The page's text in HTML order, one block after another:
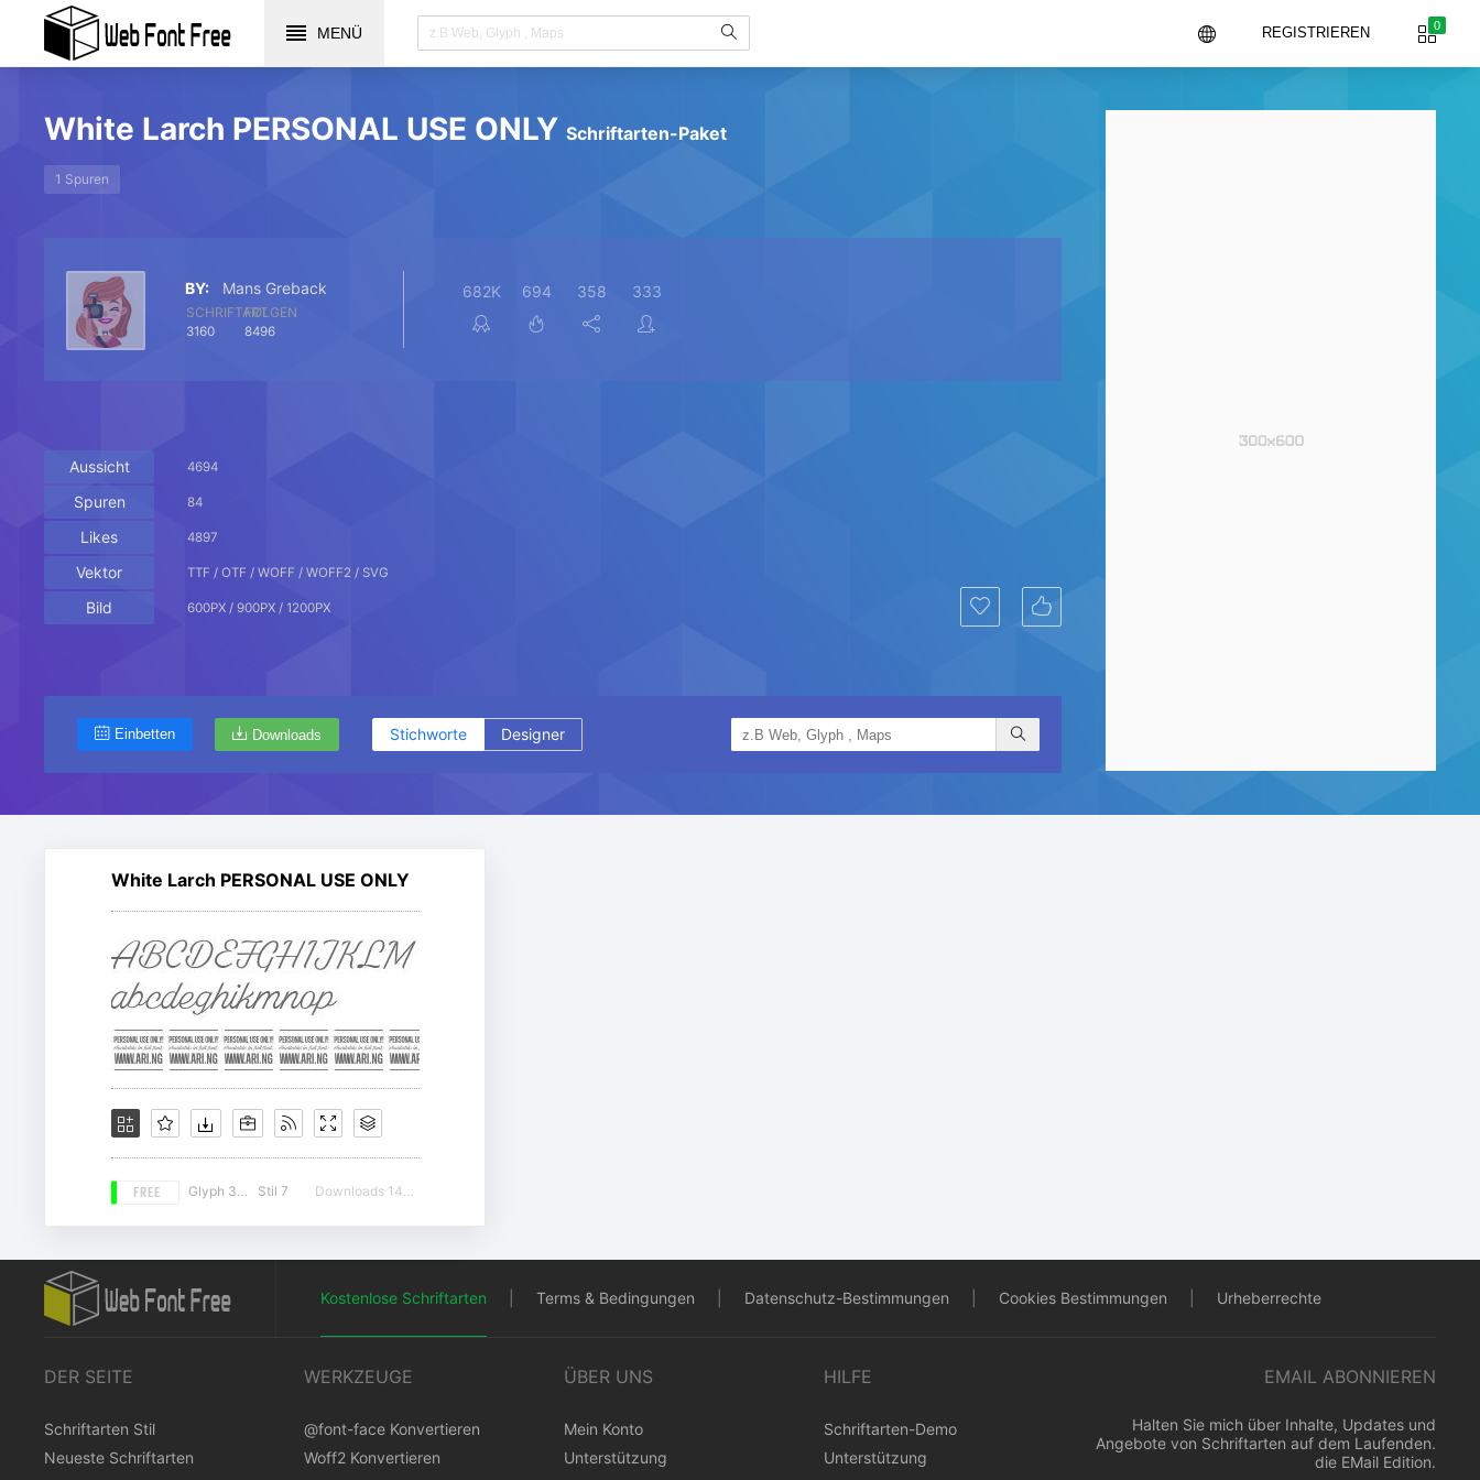
MENÜ 0
REGISTRIEREN
White Larch PERSONAL USE ONLY Schriftarten-Paket
1 Spuren
BY: Mans Greback
SCHRIFTART
3160
FOLGEN
8496
682K 694 358 333
Aussicht 4694
Spuren 84
Likes 4897
Vektor TTF / OTF / WOFF / WOFF2 / SVG
Bild 600PX / 900PX / 1200PX
Einbetten Downloads Stichworte Designer
White Larch PERSONAL USE ONLY
FREE Glyph 348 Stil 7 Downloads 14881
Kostenlose Schriftarten Terms & Bedingungen Datenschutz-Bestimmungen Cookies Bestimmungen Urheberrechte
DER SEITE
Schriftarten Stil
Neueste Schriftarten
WERKZEUGE
@font-face Konvertieren
Woff2 Konvertieren
ÜBER UNS
Mein Konto
Unterstützung
HILFE
Schriftarten-Demo
Unterstützung
EMAIL ABONNIEREN
Halten Sie mich über Inhalte, Updates und
Angebote von Schriftarten auf dem Laufenden.
die EMail Edition.